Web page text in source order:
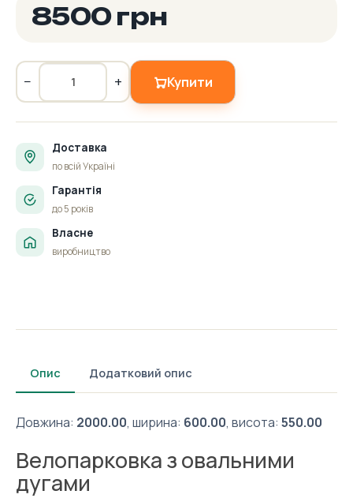
8500 грн
− + Купити
Доставка
по всій Україні
Гарантія
до 5 років
Власне
виробництво
Опис Додатковий опис
Довжина: 2000.00, ширина: 600.00, висота: 550.00
Велопарковка з овальними
дугами